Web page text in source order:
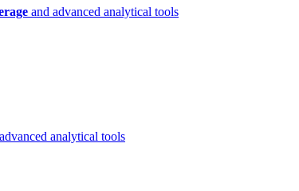
and advanced analytical tools
analytical tools